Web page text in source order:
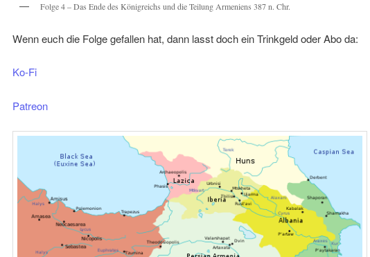
Folge 4 – Das Ende des Königreichs und die Teilung Armeniens 387 n. Chr.
Wenn euch die Folge gefallen hat, dann lasst doch ein Trinkgeld oder Abo da:
Ko-Fi
Patreon